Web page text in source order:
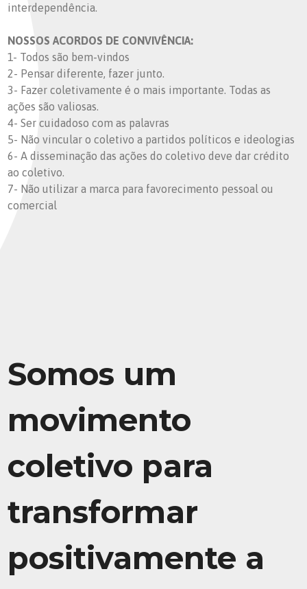
interdependência.
NOSSOS ACORDOS DE CONVIVÊNCIA:
1- Todos são bem-vindos
2- Pensar diferente, fazer junto.
3- Fazer coletivamente é o mais importante. Todas as
ações são valiosas.
4- Ser cuidadoso com as palavras
5- Não vincular o coletivo a partidos políticos e ideologias
6- A disseminação das ações do coletivo deve dar crédito
ao coletivo.
7- Não utilizar a marca para favorecimento pessoal ou
comercial
Somos um
movimento
coletivo para
transformar
positivamente a